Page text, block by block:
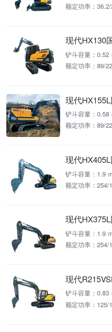
额定功率：
现代HX130
铲斗容量：0.52
额定功率：89/
现代
铲斗容量：0.58
额定功率：89/
现代
铲斗容量：1.9
额定功率：254/
现代
铲斗容量：1.9
额定功率：254/
现代
铲斗容量：0.83
额定功率：125/